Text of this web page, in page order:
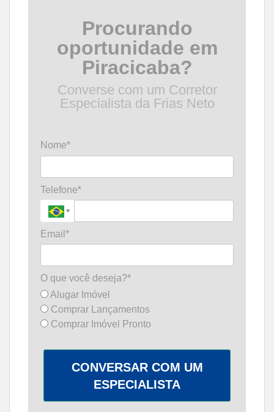
Procurando
oportunidade em
Piracicaba?
Converse com um Corretor
Especialista da Frias Neto
Nome*
Telefone*
Email*
O que você deseja?*
Alugar Imóvel
Comprar Lançamentos
Comprar Imóvel Pronto
CONVERSAR COM UM
ESPECIALISTA